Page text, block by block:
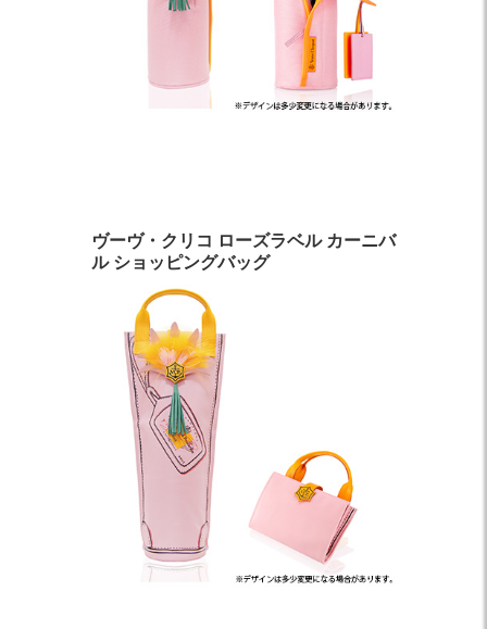
ヴーヴ・クリコ ローズラベル カーニバ
ル ショッピングバッグ